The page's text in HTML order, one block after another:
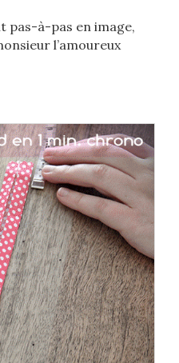
pas-à-pas en image,
l’amoureux